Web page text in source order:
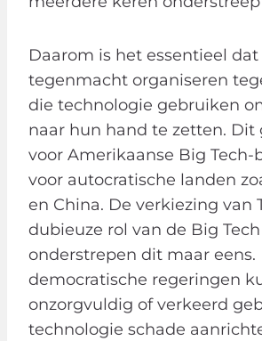
Daarom is het essentieel
tegenmacht organiseren
die technologie gebruiken
naar hun hand te zetten. Dit
voor Amerikaanse Big Tech-
voor autocratische landen
en China. De verkiezing van
dubieuze rol van de Big
onderstrepen dit maar eens.
democratische regeringen
onzorgvuldig of verkeerd
technologie schade